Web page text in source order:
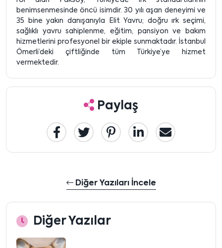
benimsenmesinde öncü isimdir. 30 yılı aşan deneyimi ve
35 bine yakın danışanıyla Elit Yavru; doğru ırk seçimi,
sağlıklı yavru sahiplenme, eğitim, pansiyon ve bakım
hizmetlerini profesyonel bir ekiple sunmaktadır. İstanbul
Ömerli’deki çiftliğinde tüm Türkiye’ye hizmet
vermektedir.
Paylaş
Diğer Yazıları İncele
Diğer Yazılar